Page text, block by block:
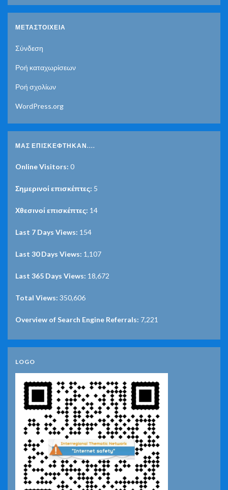
ΜΕΤΑΣΤΟΙΧΕΊΑ
Σύνδεση
Ροή καταχωρίσεων
Ροή σχολίων
WordPress.org
ΜΑΣ ΕΠΙΣΚΈΦΤΗΚΑΝ....
Online Visitors: 0
Σημερινοί επισκέπτες: 5
Χθεσινοί επισκέπτες: 14
Last 7 Days Views: 154
Last 30 Days Views: 1,107
Last 365 Days Views: 18,672
Total Views: 350,606
Overview of Search Engine Referrals: 7,221
LOGO